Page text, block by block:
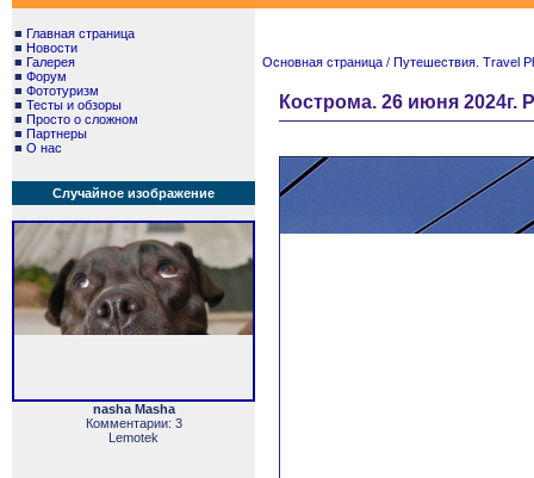
■ Главная страница
■ Новости
■ Галерея
■ Форум
■ Фототуризм
■ Тесты и обзоры
■ Просто о сложном
■ Партнеры
■ О нас
Случайное изображение
nasha Masha
Комментарии: 3
Lemotek
Основная страница / Путешествия. Travel
Кострома. 26 июня 2024г.